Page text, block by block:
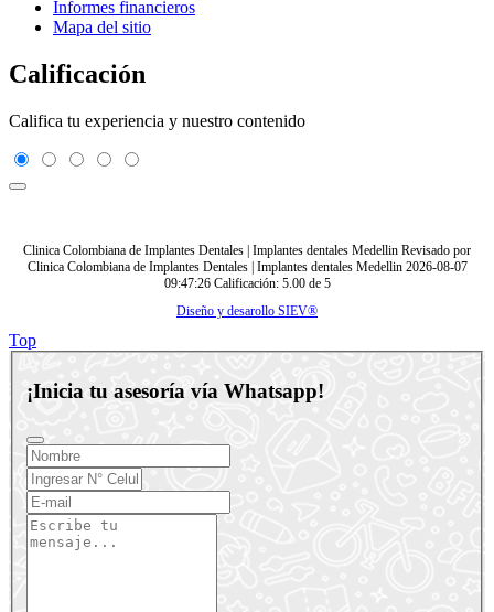
Informes financieros
Mapa del sitio
Calificación
Califica tu experiencia y nuestro contenido
Clinica Colombiana de Implantes Dentales | Implantes dentales Medellin Revisado por
Clinica Colombiana de Implantes Dentales | Implantes dentales Medellin 2026-08-07
09:47:26 Calificación: 5.00 de 5
Diseño y desarollo SIEV®
Top
¡Inicia tu asesoría vía Whatsapp!